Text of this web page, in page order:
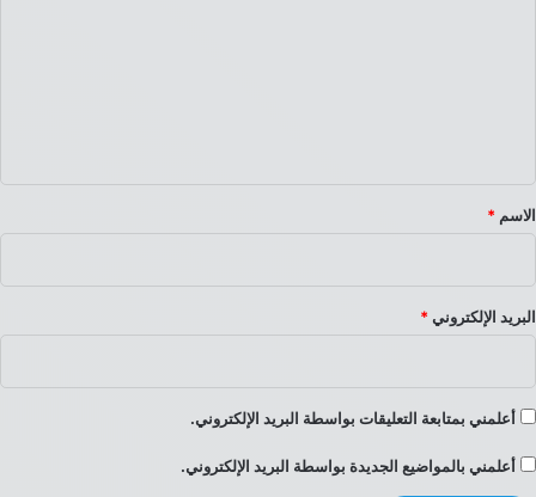
*
الاسم *
البريد الإلكتروني *
أعلمني بمتابعة التعليقات بواسطة البريد الإلكتروني.
أعلمني بالمواضيع الجديدة بواسطة البريد الإلكتروني.